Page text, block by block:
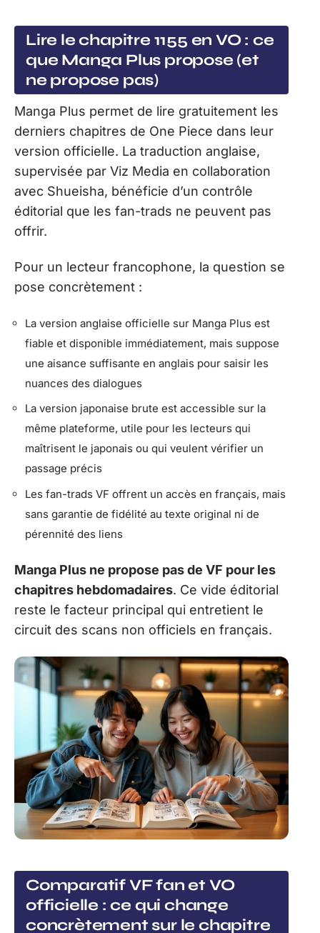
Lire le chapitre 1155 en VO : ce
que Manga Plus propose (et
ne propose pas)
Manga Plus permet de lire gratuitement les
derniers chapitres de One Piece dans leur
version officielle. La traduction anglaise,
supervisée par Viz Media en collaboration
avec Shueisha, bénéficie d’un contrôle
éditorial que les fan-trads ne peuvent pas
offrir.
Pour un lecteur francophone, la question se
pose concrètement :
La version anglaise officielle sur Manga Plus est
fiable et disponible immédiatement, mais suppose
une aisance suffisante en anglais pour saisir les
nuances des dialogues
La version japonaise brute est accessible sur la
même plateforme, utile pour les lecteurs qui
maîtrisent le japonais ou qui veulent vérifier un
passage précis
Les fan-trads VF offrent un accès en français, mais
sans garantie de fidélité au texte original ni de
pérennité des liens
Manga Plus ne propose pas de VF pour les
chapitres hebdomadaires. Ce vide éditorial
reste le facteur principal qui entretient le
circuit des scans non officiels en français.
Comparatif VF fan et VO
officielle : ce qui change
concrètement sur le chapitre